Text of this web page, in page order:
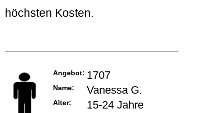
höchsten Kosten.
Angebot: 1707
Name: Vanessa G.
Alter: 15-24 Jahre